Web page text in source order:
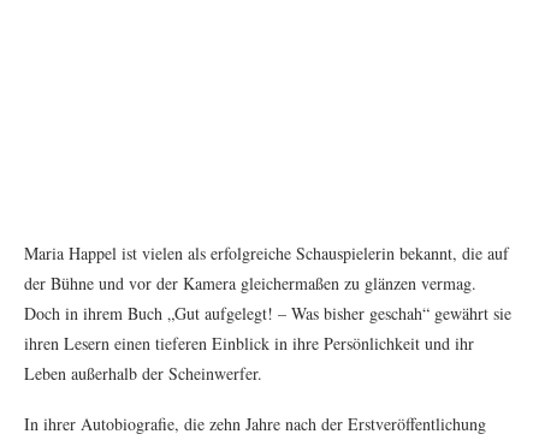
Maria Happel ist vielen als erfolgreiche Schauspielerin bekannt, die auf
der Bühne und vor der Kamera gleichermaßen zu glänzen vermag.
Doch in ihrem Buch „Gut aufgelegt! – Was bisher geschah“ gewährt sie
ihren Lesern einen tieferen Einblick in ihre Persönlichkeit und ihr
Leben außerhalb der Scheinwerfer.
In ihrer Autobiografie, die zehn Jahre nach der Erstveröffentlichung